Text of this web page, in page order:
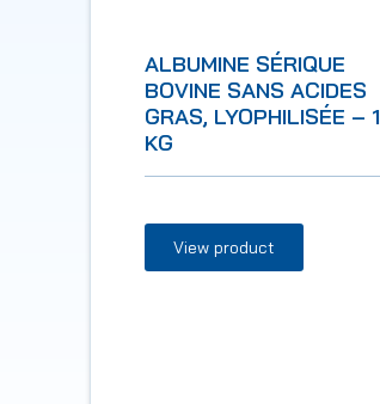
ALBUMINE SÉRIQUE
BOVINE SANS ACIDES
GRAS, LYOPHILISÉE – 1
KG
View product